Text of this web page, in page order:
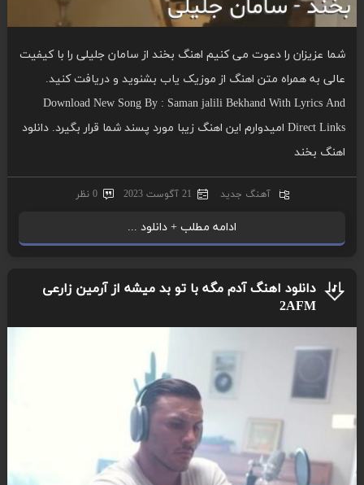
شما عزیزان را دعوت می کنیم اهنگ بخند از سامان جلیلی را با کیفیت
عالی به همراه متن اهنگ از موزیک یاب بشنوید و دریافت کنید.
Download New Song By : Saman jalili Bekhand With Lyrics And
Direct Links امیدوارم این اهنگ زیبا مورد پسند شما قرار بگیرد. دانلود
اهنگ بخند
آهنگ جدید 21 آگوست 2023 0 نظر
ادامه مطلب + دانلود ...
دانلود اهنگ آدم مگه با تو بد میشه از آرمین زارعی
2AFM